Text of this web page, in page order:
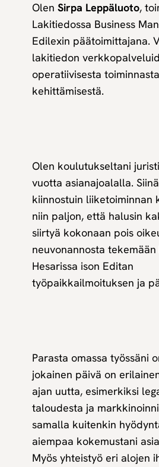
Olen Sirpa Leppäluoto,
Lakitiedossa Business
Edilexin päätoimittajana.
lakitiedon
operatiivisesta
kehittämisestä.
Olen koulutukseltani
vuotta asianajoalalla.
kiinnostuin liiketoiminnan
niin paljon, että halusin
siirtyä kokonaan pois
neuvonannosta tekemään
Hesarissa ison Editan
työpaikkailmoituksen ja
Parasta omassa työssäni
jokainen päivä on
ajan uutta, esimerkiksi
taloudesta ja
samalla kuitenkin
aiempaa kokemustani
Myös yhteistyö eri alojen